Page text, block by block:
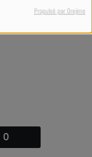
Propulsé par Orejime
0